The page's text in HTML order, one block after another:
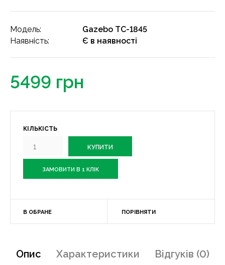
Модель:
Gazebo TC-1845
Наявність:
Є в наявності
5499 грн
КІЛЬКІСТЬ
ЗАМОВИТИ В 1 КЛІК
В ОБРАНЕ ПОРІВНЯТИ
Опис Характеристики Відгуків (0)